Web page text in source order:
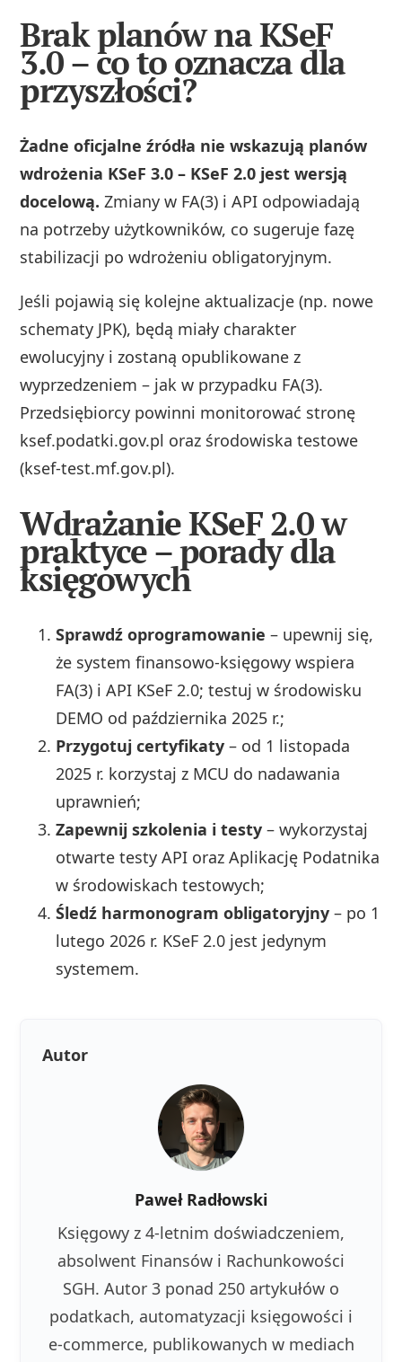
Brak planów na KSeF
3.0 – co to oznacza dla
przyszłości?
Żadne oficjalne źródła nie wskazują planów
wdrożenia KSeF 3.0 – KSeF 2.0 jest wersją
docelową. Zmiany w FA(3) i API odpowiadają
na potrzeby użytkowników, co sugeruje fazę
stabilizacji po wdrożeniu obligatoryjnym.
Jeśli pojawią się kolejne aktualizacje (np. nowe
schematy JPK), będą miały charakter
ewolucyjny i zostaną opublikowane z
wyprzedzeniem – jak w przypadku FA(3).
Przedsiębiorcy powinni monitorować stronę
ksef.podatki.gov.pl oraz środowiska testowe
(ksef-test.mf.gov.pl).
Wdrażanie KSeF 2.0 w
praktyce – porady dla
księgowych
Sprawdź oprogramowanie – upewnij się,
że system finansowo-księgowy wspiera
FA(3) i API KSeF 2.0; testuj w środowisku
DEMO od października 2025 r.;
Przygotuj certyfikaty – od 1 listopada
2025 r. korzystaj z MCU do nadawania
uprawnień;
Zapewnij szkolenia i testy – wykorzystaj
otwarte testy API oraz Aplikację Podatnika
w środowiskach testowych;
Śledź harmonogram obligatoryjny – po 1
lutego 2026 r. KSeF 2.0 jest jedynym
systemem.
Autor
Paweł Radłowski
Księgowy z 4-letnim doświadczeniem,
absolwent Finansów i Rachunkowości
SGH. Autor 3 ponad 250 artykułów o
podatkach, automatyzacji księgowości i
e-commerce, publikowanych w mediach